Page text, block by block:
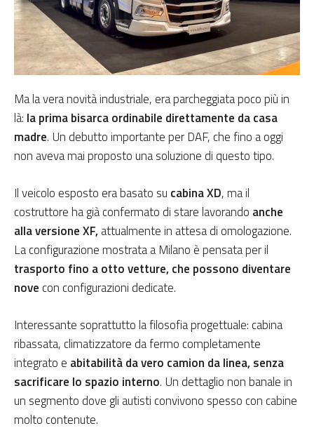
Ma la vera novità industriale, era parcheggiata poco più in
là: la prima bisarca ordinabile direttamente da casa
madre. Un debutto importante per DAF, che fino a oggi
non aveva mai proposto una soluzione di questo tipo.
Il veicolo esposto era basato su cabina XD, ma il
costruttore ha già confermato di stare lavorando anche
alla versione XF,attualmente in attesa di omologazione.
La configurazione mostrata a Milano è pensata per il
trasporto fino a otto vetture, che possono diventare
nove con configurazioni dedicate.
Interessante soprattutto la filosofia progettuale: cabina
ribassata, climatizzatore da fermo completamente
integrato e abitabilità da vero camion da linea, senza
sacrificare lo spazio interno. Un dettaglio non banale in
un segmento dove gli autisti convivono spesso con cabine
molto contenute.